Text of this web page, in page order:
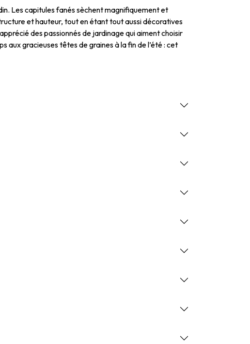
Les capitules fanés sèchent magnifiquement et
et hauteur, tout en étant tout aussi décoratives
des passionnés de jardinage qui aiment choisir
aux gracieuses têtes de graines à la fin de l’été : cet